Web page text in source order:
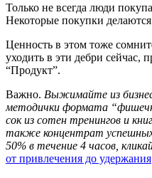
Только не всегда люди
Некоторые покупки
Ценность в этом тоже
уходить в эти дебри сейчас,
“Продукт”.
Важно. Выжимайте из
методички формата
сок из сотен тренингов и
также концентрат
50% в течение 4 часов,
от привлечения до удержания